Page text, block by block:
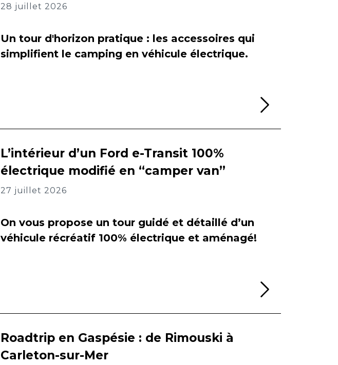
28 juillet 2026
Un tour d'horizon pratique : les accessoires qui
simplifient le camping en véhicule électrique.
L’intérieur d’un Ford e-Transit 100%
électrique modifié en “camper van”
27 juillet 2026
On vous propose un tour guidé et détaillé d’un
véhicule récréatif 100% électrique et aménagé!
Roadtrip en Gaspésie : de Rimouski à
Carleton-sur-Mer